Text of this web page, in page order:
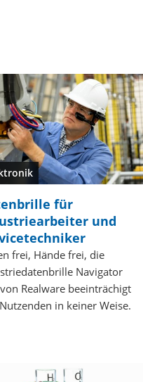
für
und
frei, Hände frei, die
Navigator
Realware beeinträchigt
in keiner Weise.